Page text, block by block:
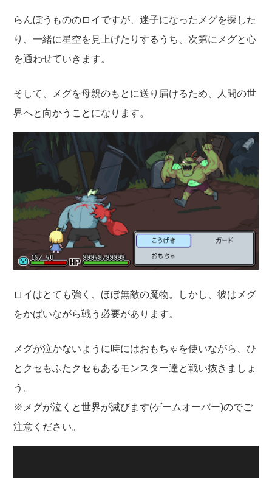
らんぼうもののロイですが、迷子になったメグを探した
り、一緒に星空を見上げたりするうち、次第にメグと心
を通わせていきます。
そして、メグを母親のもとに送り届けるため、人間の世
界へと向かうことになります。
ロイはとても強く、ほぼ無敵の魔物。しかし、彼はメグ
をかばいながら戦う必要があります。
メグが泣かないように時にはおもちゃを使いながら、ひ
とクセもふたクセもあるモンスター達と戦い抜きましょ
う。
※メグが泣くと世界が滅びます(ゲームオーバー)のでご
注意ください。